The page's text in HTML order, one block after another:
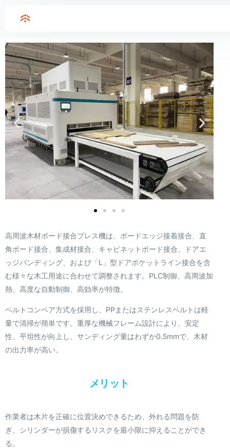
高周波木材ボード接合プレス機は、ボードエッジ接着接合、直
角ボード接合、集成材接合、キャビネットボード接合、ドアエ
ッジバンディング、および「L」型ドアポケットライン接合を含
む様々な木工用途に合わせて調整されます。PLC制御、高周波加
熱、高度な自動制御、高効率が特徴。
ベルトコンベア方式を採用し、PPまたはステンレスベルトは軽
量で清掃が簡単です。重厚な機械フレーム設計により、安定
性、平坦性が向上し、サンディング量はわずか0.5mmで、木材
の出力率が高い。
メリット
作業者は木片を正確に位置決めできるため、外れる問題を防
ぎ、シリンダーが損傷するリスクを最小限に抑えることができ
る。